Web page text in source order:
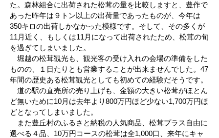
た。森林組合に出荷された松茸の量を比較しますと、豊作で
あった昨年は９トン以上の出荷量であったものが、今年は
350キロの出荷しかなかった模様です。そして、その多くが
11月近く、もしくは11月になって出荷されたため、松茸の旬
を過ぎてしまいました。
堀越の松茸観光も、観光客の受け入れの会場の準備をした
ものの、１日たりとも営業することが出来ませんでした。47
年間の歴史ある松茸観光としても初めての経験だそうです。
道の駅の直売所の売り上げも、金額の大きい松茸がほとん
ど無いために10月は去年より800万円ほど少ない1,700万円ほ
どとなってしまいました。
また豊丘村のふるさと納税の人気商品、松茸プラス自由に
選べる４品、10万円コースの松茸は全1,000口、来年にキャ